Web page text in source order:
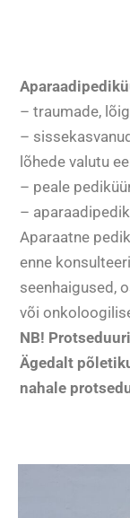
– traumade,
–
lõhede valutu
– peale
–
Aparaatne
enne
seenhaigused,
või
NB!
Ägedalt
nahale